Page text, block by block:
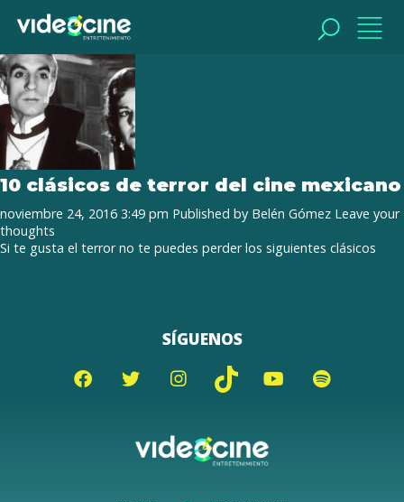
Tag Archive: kilometro
10 clásicos de terror del cine mexicano
noviembre 24, 2016 3:49 pm Published by Belén Gómez Leave your
thoughts
Si te gusta el terror no te puedes perder los siguientes clásicos
SÍGUENOS